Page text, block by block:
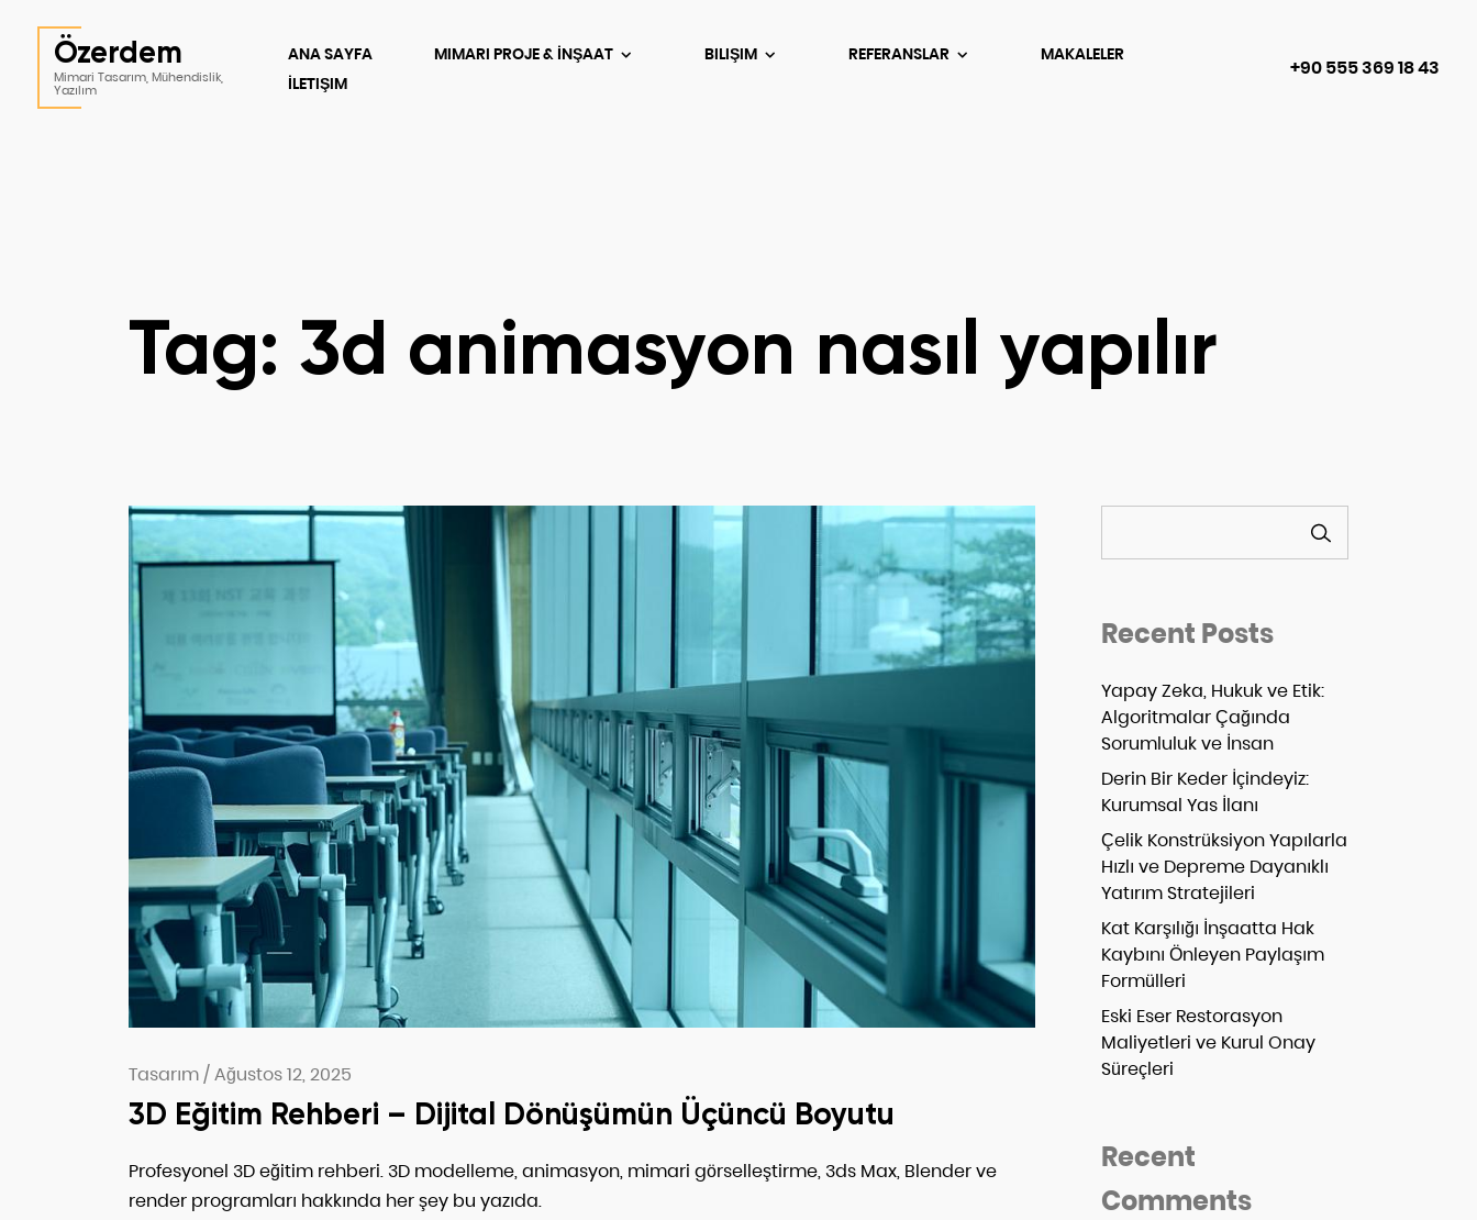
Özerdem
Mimari Tasarım, Mühendislik,
Yazılım
ANA SAYFA MIMARI PROJE & İNŞAAT BILIŞIM REFERANSLAR
MAKALELER
İLETIŞIM
+90 555 369 18 43
Tag: 3d animasyon nasıl yapılır
Tasarım/Ağustos 12, 2025
3D Eğitim Rehberi – Dijital Dönüşümün Üçüncü Boyutu
Profesyonel 3D eğitim rehberi. 3D modelleme, animasyon, mimari görselleştirme, 3ds Max, Blender ve
render programları hakkında her şey bu yazıda.
Recent Posts
Yapay Zeka, Hukuk ve Etik:
Algoritmalar Çağında
Sorumluluk ve İnsan
Derin Bir Keder İçindeyiz:
Kurumsal Yas İlanı
Çelik Konstrüksiyon Yapılarla
Hızlı ve Depreme Dayanıklı
Yatırım Stratejileri
Kat Karşılığı İnşaatta Hak
Kaybını Önleyen Paylaşım
Formülleri
Eski Eser Restorasyon
Maliyetleri ve Kurul Onay
Süreçleri
Recent
Comments